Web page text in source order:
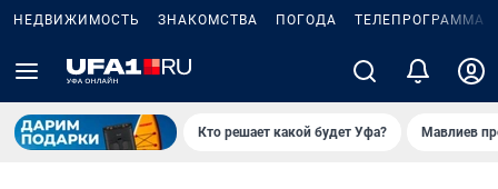
НЕДВИЖИМОСТЬ ЗНАКОМСТВА ПОГОДА ТЕЛЕПРОГРАММА
Кто решает какой будет Уфа? Мавлиев